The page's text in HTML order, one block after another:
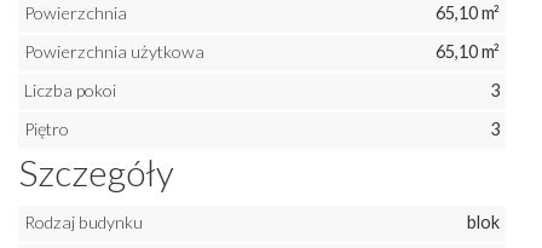
Powierzchnia
65,10 m²
Powierzchnia użytkowa
65,10 m²
Liczba pokoi
3
Piętro
3
Szczegóły
Rodzaj budynku
blok